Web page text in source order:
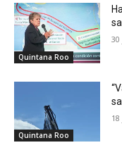
Quintana Roo
Quintana Roo